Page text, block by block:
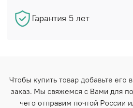
Гарантия 5 лет
Чтобы купить товар добавьте его
заказ. Мы свяжемся с Вами для
чего отправим почтой России